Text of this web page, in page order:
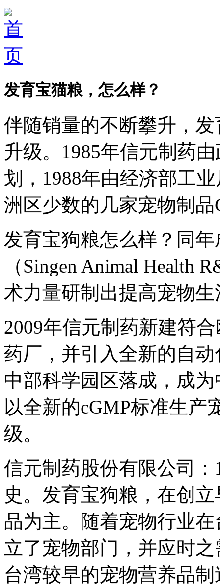
发育宝猫粮，怎么样？
伴随销量的不断攀升，
升级。1985年信元制药
划，1988年由经济部工
洲区少数的几家宠物制
发育宝狗粮怎么样？同
（Singen Animal Health
术力量研制出提高宠物
2009年信元制药新建符
药厂，并引入全新的自
中部科学园区落成，成
以全新的cGMP标准生产
级。
信元制药股份有限公司
史。发育宝狗粮，在创
品为主。随着宠物行业
立了宠物部门，并应时
台湾较早的宠物营养品